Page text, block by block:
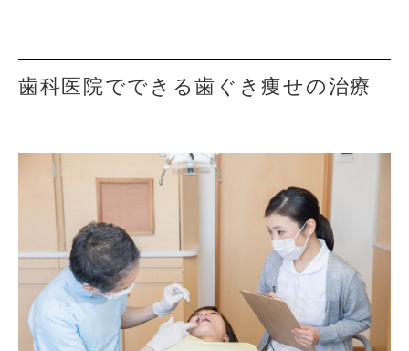
歯科医院でできる歯ぐき痩せの治療